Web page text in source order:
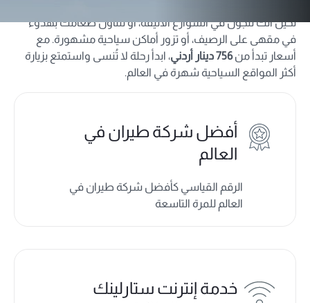
تخيّل أنك تتجول في الشوارع الأنيقة، أو تتناول طعامك بهدوء
في مقهى على الرصيف، أو تزور أماكن سياحية مشهورة. مع
أسعار تبدأ من756 دينار أردني
، ابدأ رحلة لا تُنسى واستمتع بزيارة
أكثر المواقع السياحية شهرة في العالم.
أفضل شركة طيران في
العالم
الرقم القياسي كأفضل شركة طيران في
العالم للمرة التاسعة
خدمة إنترنت ستارلينك